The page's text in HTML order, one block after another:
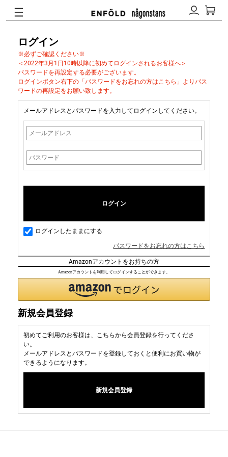
ログイン
※必ずご確認ください※
＜2022年3月1日10時以降に初めてログインされるお客様へ＞
パスワードを再設定する必要がございます。
ログインボタン右下の「パスワードをお忘れの方はこちら」よりパス
ワードの再設定をお願い致します。
メールアドレスとパスワードを入力してログインしてください。
ログインしたままにする
パスワードをお忘れの方はこちら
Amazonアカウントをお持ちの方
Amazonアカウントを利用してログインすることができます。
新規会員登録
初めてご利用のお客様は、こちらから会員登録を行ってくださ
い。
メールアドレスとパスワードを登録しておくと便利にお買い物が
できるようになります。